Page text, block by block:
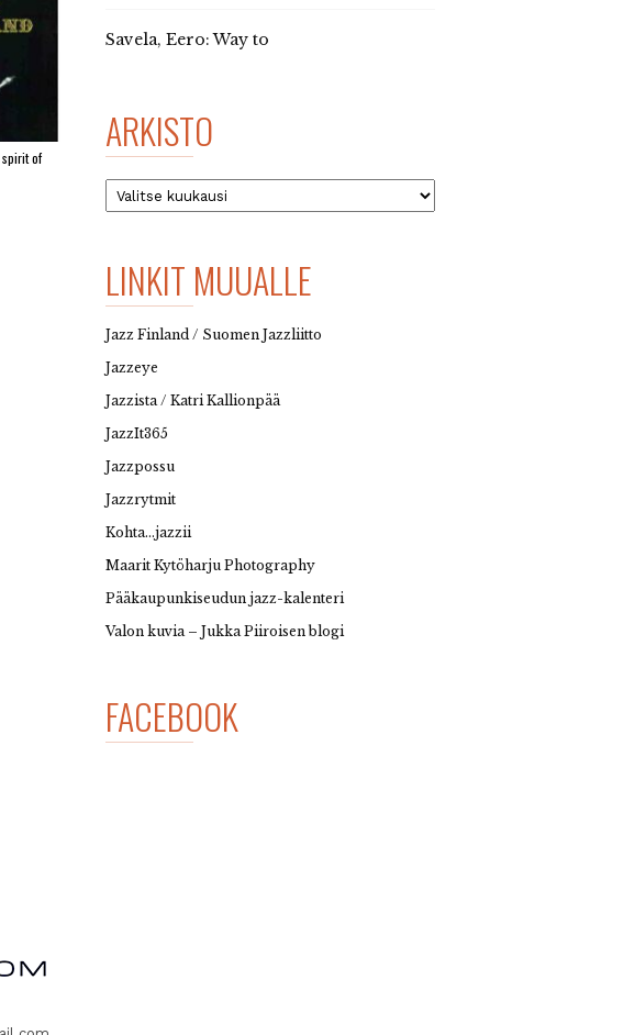
of
Savela, Eero: Way to
ARKISTO
Arkisto
LINKIT MUUALLE
Jazz Finland / Suomen Jazzliitto
Jazzeye
Jazzista / Katri Kallionpää
JazzIt365
Jazzpossu
Jazzrytmit
Kohta…jazzii
Maarit Kytöharju Photography
Pääkaupunkiseudun jazz-kalenteri
Valon kuvia – Jukka Piiroisen blogi
FACEBOOK